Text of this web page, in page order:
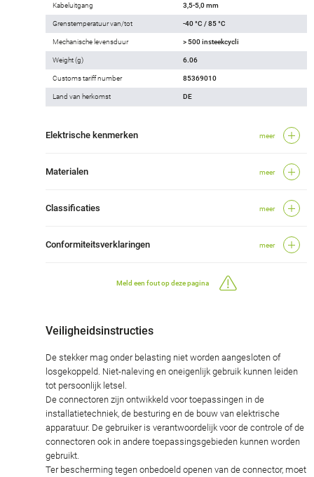
Kabeluitgang 3,5-5,0 mm
Grenstemperatuur van/tot -40 °C / 85 °C
Mechanische levensduur > 500 insteekcycli
Weight (g) 6.06
Customs tariff number 85369010
Land van herkomst DE
Elektrische kenmerken meer
Materialen meer
Classificaties meer
Conformiteitsverklaringen meer
Meld een fout op deze pagina
Veiligheidsinstructies
De stekker mag onder belasting niet worden aangesloten of
losgekoppeld. Niet-naleving en oneigenlijk gebruik kunnen leiden
tot persoonlijk letsel.
De connectoren zijn ontwikkeld voor toepassingen in de
installatietechniek, de besturing en de bouw van elektrische
apparatuur. De gebruiker is verantwoordelijk voor de controle of de
connectoren ook in andere toepassingsgebieden kunnen worden
gebruikt.
Ter bescherming tegen onbedoeld openen van de connector, moet